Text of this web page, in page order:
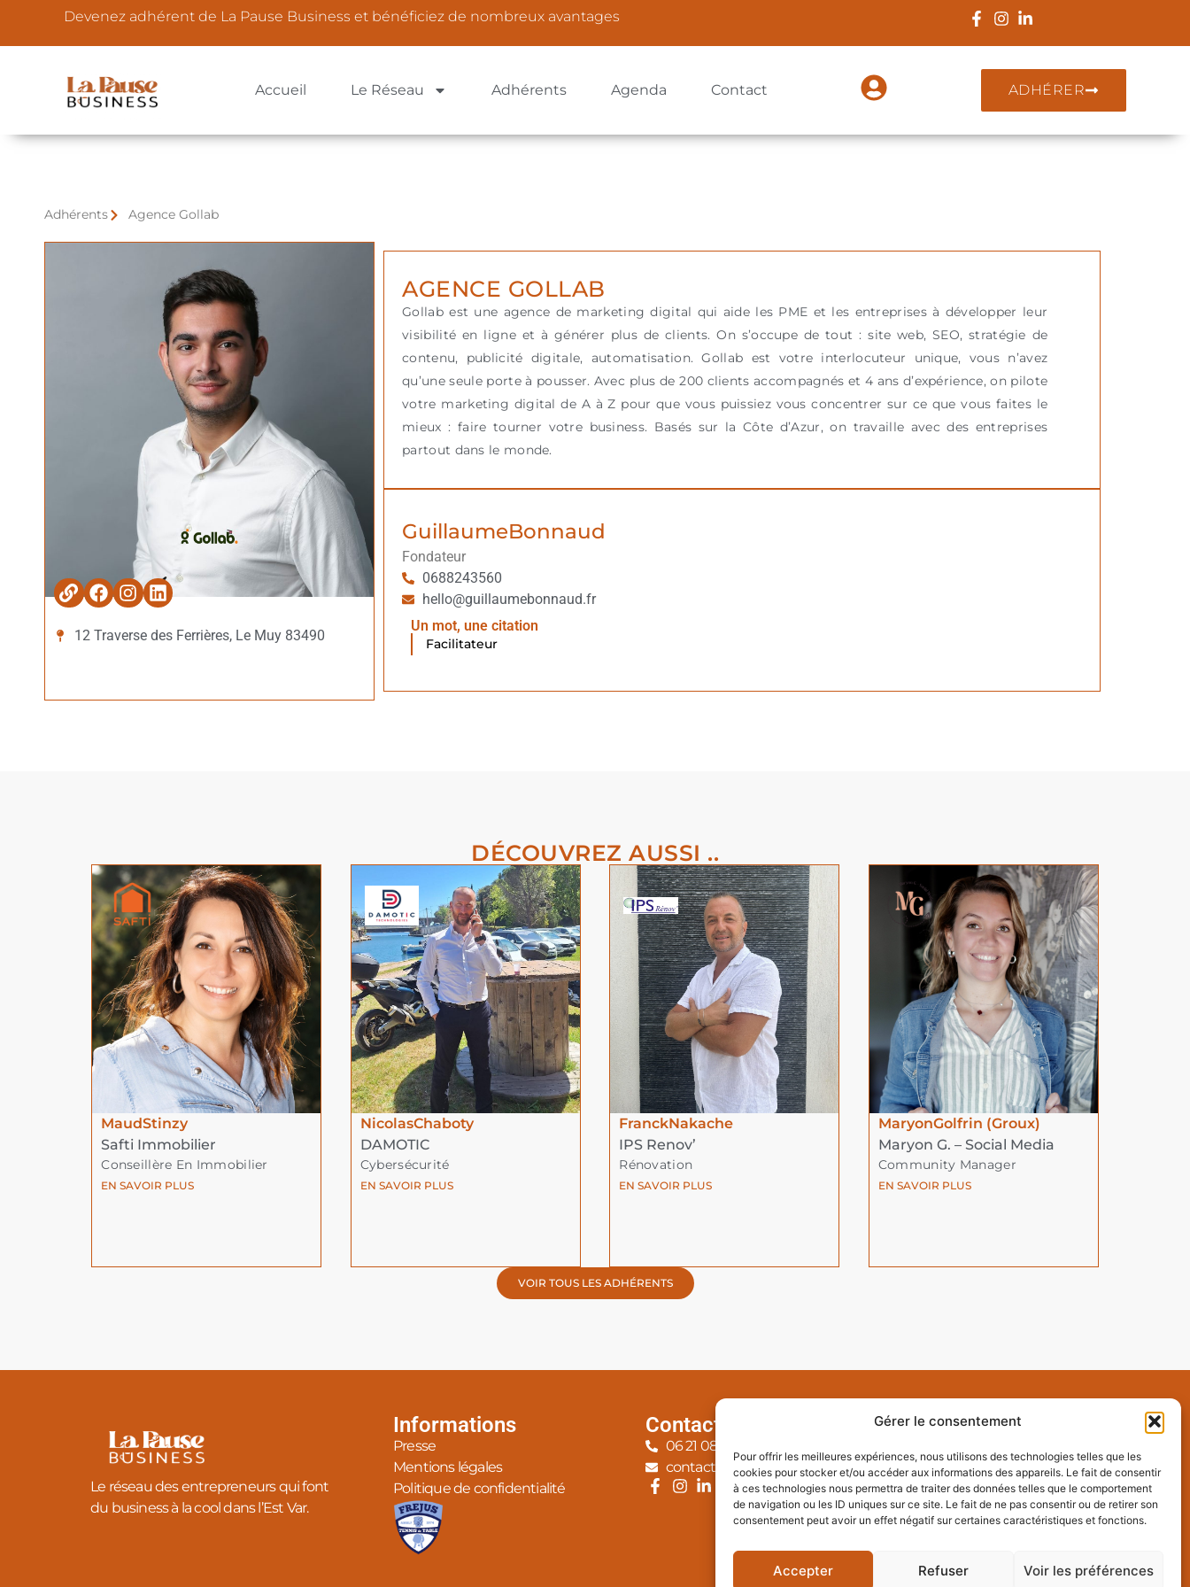
Gérer le consentement
Pour offrir les meilleures expériences, nous utilisons des technologies telles que les
cookies pour stocker et/ou accéder aux informations des appareils. Le fait de consentir
à ces technologies nous permettra de traiter des données telles que le comportement
de navigation ou les ID uniques sur ce site. Le fait de ne pas consentir ou de retirer son
consentement peut avoir un effet négatif sur certaines caractéristiques et fonctions.
Accepter Refuser Voir les préférences
Devenez adhérent de La Pause Business et bénéficiez de nombreux avantages
Accueil Le Réseau Adhérents Agenda Contact ADHÉRER
Adhérents Agence Gollab
12 Traverse des Ferrières, Le Muy 83490
AGENCE GOLLAB
Gollab est une agence de marketing digital qui aide les PME et les entreprises à développer leur
visibilité en ligne et à générer plus de clients. On s’occupe de tout : site web, SEO, stratégie de
contenu, publicité digitale, automatisation. Gollab est votre interlocuteur unique, vous n’avez
qu’une seule porte à pousser. Avec plus de 200 clients accompagnés et 4 ans d’expérience, on pilote
votre marketing digital de A à Z pour que vous puissiez vous concentrer sur ce que vous faites le
mieux : faire tourner votre business. Basés sur la Côte d’Azur, on travaille avec des entreprises
partout dans le monde.
GuillaumeBonnaud
Fondateur
0688243560
hello@guillaumebonnaud.fr
Un mot, une citation
Facilitateur
DÉCOUVREZ AUSSI ..
MaudStinzy
Safti Immobilier
Conseillère En Immobilier
EN SAVOIR PLUS
NicolasChaboty
DAMOTIC
Cybersécurité
EN SAVOIR PLUS
FranckNakache
IPS Renov’
Rénovation
EN SAVOIR PLUS
MaryonGolfrin (Groux)
Maryon G. – Social Media
Community Manager
EN SAVOIR PLUS
VOIR TOUS LES ADHÉRENTS
Le réseau des entrepreneurs qui font
du business à la cool dans l’Est Var.
Informations
Presse
Mentions légales
Politique de confidentialité
Contact
06 21 08 20 62
contact@lapause-business.fr